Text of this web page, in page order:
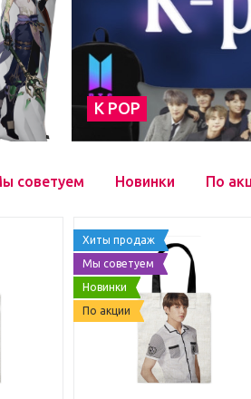
К POP
советуем Новинки По
Хиты продаж
Мы советуем
Новинки
По акции